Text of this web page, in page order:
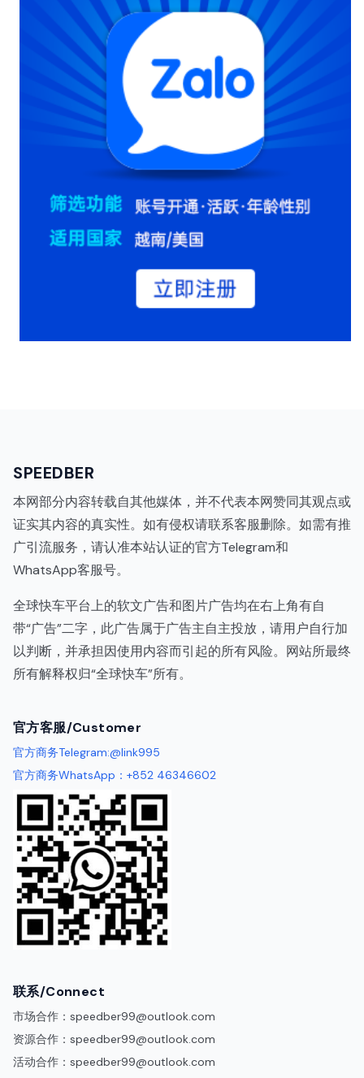
SPEEDBER
本网部分内容转载自其他媒体，并不代表本网赞同其观点或
证实其内容的真实性。如有侵权请联系客服删除。如需有推
广引流服务，请认准本站认证的官方Telegram和
WhatsApp客服号。
全球快车平台上的软文广告和图片广告均在右上角有自
带“广告”二字，此广告属于广告主自主投放，请用户自行加
以判断，并承担因使用内容而引起的所有风险。网站所最终
所有解释权归“全球快车”所有。
官方客服/Customer
官方商务Telegram:@link995
官方商务WhatsApp：+852 46346602
联系/Connect
市场合作： speedber99@outlook.com
资源合作： speedber99@outlook.com
活动合作： speedber99@outlook.com